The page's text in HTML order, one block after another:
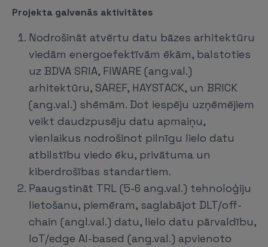
Projekta galvenās aktivitātes
Nodrošināt atvērtu datu bāzes arhitektūru
viedām energoefektīvām ēkām, balstoties
uz BDVA SRIA, FIWARE (ang.val.)
arhitektūru, SAREF, HAYSTACK, un BRICK
(ang.val.) shēmām. Dot iespēju uzņēmējiem
veikt daudzpusēju datu apmaiņu,
vienlaikus nodrošinot pilnīgu lielo datu
atbilstību viedo ēku, privātuma un
kiberdrošības standartiem.
Paaugstināt TRL (5-6 ang.val.) tehnoloģiju
lietošanu, piemēram, saglabājot DLT/off-
chain (angl.val.) datu, lielo datu pārvaldību,
IoT/edge AI-based (ang.val.) apvienoto